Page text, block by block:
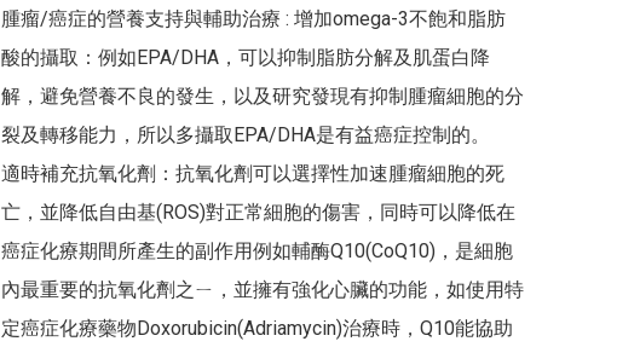
腫瘤/癌症的營養支持與輔助治療 : 增加omega-3不飽和脂肪
酸的攝取：例如EPA/DHA，可以抑制脂肪分解及肌蛋白降
解，避免營養不良的發生，以及研究發現有抑制腫瘤細胞的分
裂及轉移能力，所以多攝取EPA/DHA是有益癌症控制的。
適時補充抗氧化劑：抗氧化劑可以選擇性加速腫瘤細胞的死
亡，並降低自由基(ROS)對正常細胞的傷害，同時可以降低在
癌症化療期間所產生的副作用例如輔酶Q10(CoQ10)，是細胞
內最重要的抗氧化劑之ㄧ，並擁有強化心臟的功能，如使用特
定癌症化療藥物Doxorubicin(Adriamycin)治療時，Q10能協助